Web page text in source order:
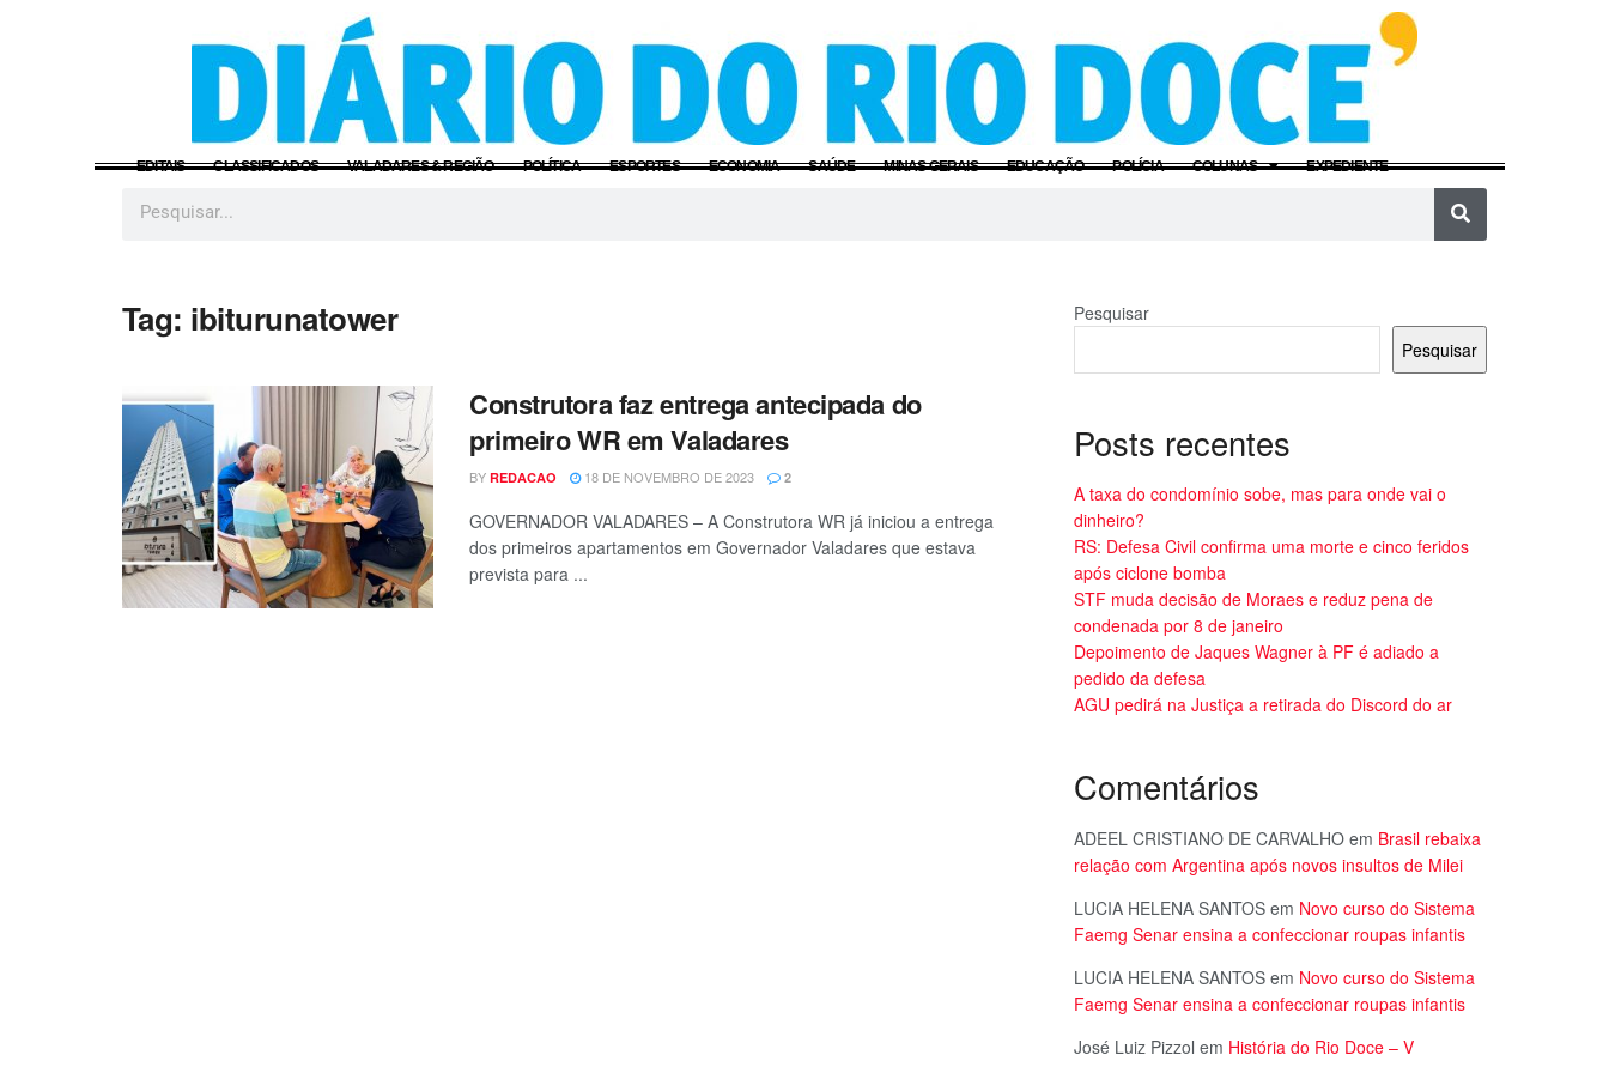
EDITAIS CLASSIFICADOS VALADARES & REGIÃO POLÍTICA ESPORTES ECONOMIA SAÚDE MINAS GERAIS EDUCAÇÃO POLÍCIA COLUNAS EXPEDIENTE
Tag: ibiturunatower
Construtora faz entrega antecipada do
primeiro WR em Valadares
BY REDACAO 18 DE NOVEMBRO DE 2023 2
GOVERNADOR VALADARES – A Construtora WR já iniciou a entrega
dos primeiros apartamentos em Governador Valadares que estava
prevista para ...
Pesquisar
Pesquisar
Posts recentes
A taxa do condomínio sobe, mas para onde vai o
dinheiro?
RS: Defesa Civil confirma uma morte e cinco feridos
após ciclone bomba
STF muda decisão de Moraes e reduz pena de
condenada por 8 de janeiro
Depoimento de Jaques Wagner à PF é adiado a
pedido da defesa
AGU pedirá na Justiça a retirada do Discord do ar
Comentários
ADEEL CRISTIANO DE CARVALHO em Brasil rebaixa
relação com Argentina após novos insultos de Milei
LUCIA HELENA SANTOS em Novo curso do Sistema
Faemg Senar ensina a confeccionar roupas infantis
LUCIA HELENA SANTOS em Novo curso do Sistema
Faemg Senar ensina a confeccionar roupas infantis
José Luiz Pizzol em História do Rio Doce – V